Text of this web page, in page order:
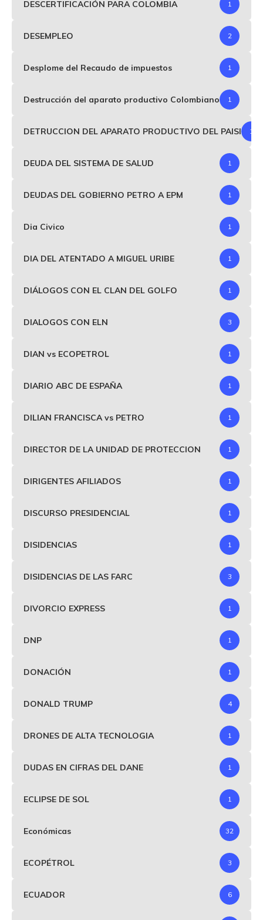
DESCERTIFICACIÓN PARA COLOMBIA 1
DESEMPLEO 2
Desplome del Recaudo de impuestos 1
Destrucción del aparato productivo Colombiano 1
DETRUCCION DEL APARATO PRODUCTIVO DEL PAISI 1
DEUDA DEL SISTEMA DE SALUD 1
DEUDAS DEL GOBIERNO PETRO A EPM 1
Dia Civico 1
DIA DEL ATENTADO A MIGUEL URIBE 1
DIÁLOGOS CON EL CLAN DEL GOLFO 1
DIALOGOS CON ELN 3
DIAN vs ECOPETROL 1
DIARIO ABC DE ESPAÑA 1
DILIAN FRANCISCA vs PETRO 1
DIRECTOR DE LA UNIDAD DE PROTECCION 1
DIRIGENTES AFILIADOS 1
DISCURSO PRESIDENCIAL 1
DISIDENCIAS 1
DISIDENCIAS DE LAS FARC 3
DIVORCIO EXPRESS 1
DNP 1
DONACIÓN 1
DONALD TRUMP 4
DRONES DE ALTA TECNOLOGIA 1
DUDAS EN CIFRAS DEL DANE 1
ECLIPSE DE SOL 1
Económicas 32
ECOPÉTROL 3
ECUADOR 6